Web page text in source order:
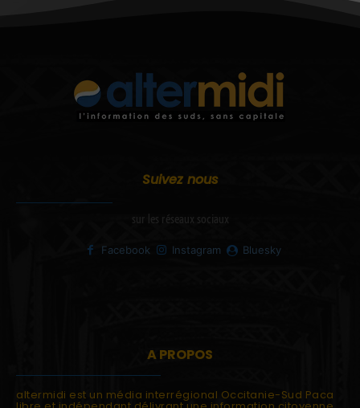
Suivez nous
sur les réseaux sociaux
Facebook Instagram Bluesky
A PROPOS
altermidi est un média interrégional Occitanie-Sud Paca